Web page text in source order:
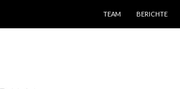
TEAM
BERICHTE